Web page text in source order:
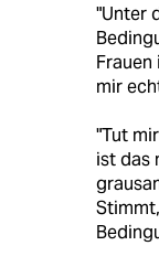
"Unter
mir
"Tut
ist das